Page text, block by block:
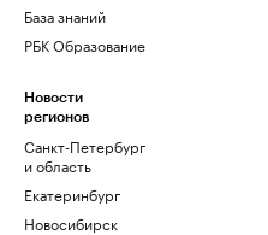
База знаний
РБК Образование
Новости
регионов
Санкт-Петербург
и область
Екатеринбург
Новосибирск